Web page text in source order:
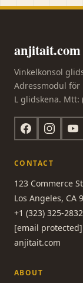
anjitait.com
Vinkelkonsol
Adressmodul för
L glidskena. Mtt:
CONTACT
123 Commerce
Los Angeles, CA
+1 (323) 325-2832
[email protected]
anjitait.com
ABOUT